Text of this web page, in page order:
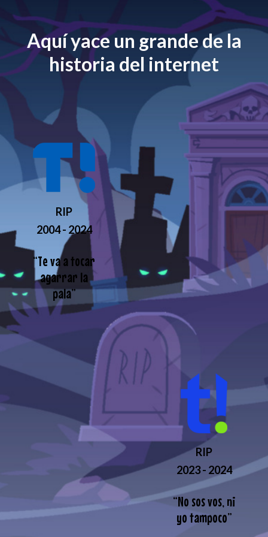
Aquí yace un grande de la
historia del internet
RIP
2004 - 2024
“Te va a tocar
agarrar la
pala”
RIP
2023 - 2024
“No sos vos, ni
yo tampoco”